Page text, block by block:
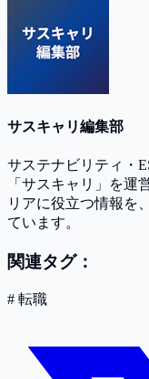
サスキャリ編集部
サステナビリティ・
「サスキャリ」を運
リアに役立つ情報を
ています。
関連タグ：
# 転職